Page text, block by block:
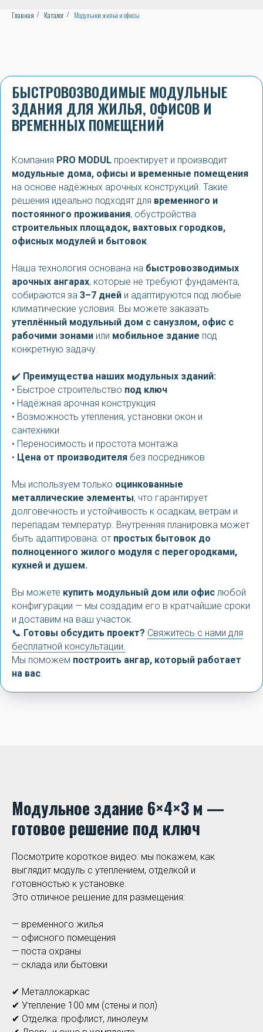
Главная / Каталог / Модульное жильё и офисы
БЫСТРОВОЗВОДИМЫЕ МОДУЛЬНЫЕ
ЗДАНИЯ ДЛЯ ЖИЛЬЯ, ОФИСОВ И
ВРЕМЕННЫХ ПОМЕЩЕНИЙ
Компания PRO MODUL проектирует и производит
модульные дома, офисы и временные помещения
на основе надёжных арочных конструкций. Такие
решения идеально подходят для временного и
постоянного проживания, обустройства
строительных площадок, вахтовых городков,
офисных модулей и бытовок.
Наша технология основана на быстровозводимых
арочных ангарах, которые не требуют фундамента,
собираются за 3–7 дней и адаптируются под любые
климатические условия. Вы можете заказать
утеплённый модульный дом с санузлом, офис с
рабочими зонами или мобильное здание под
конкретную задачу.
✔️ Преимущества наших модульных зданий:
• Быстрое строительство под ключ
• Надёжная арочная конструкция
• Возможность утепления, установки окон и
сантехники
• Переносимость и простота монтажа
• Цена от производителя без посредников
Мы используем только оцинкованные
металлические элементы, что гарантирует
долговечность и устойчивость к осадкам, ветрам и
перепадам температур. Внутренняя планировка может
быть адаптирована: от простых бытовок до
полноценного жилого модуля с перегородками,
кухней и душем.
Вы можете купить модульный дом или офис любой
конфигурации — мы создадим его в кратчайшие сроки
и доставим на ваш участок.
📞 Готовы обсудить проект? Свяжитесь с нами для
бесплатной консультации.
Мы поможем построить ангар, который работает
на вас.
Модульное здание 6×4×3 м —
готовое решение под ключ
Посмотрите короткое видео: мы покажем, как
выглядит модуль с утеплением, отделкой и
готовностью к установке.
Это отличное решение для размещения:
— временного жилья
— офисного помещения
— поста охраны
— склада или бытовки
✔ Металлокаркас
✔ Утепление 100 мм (стены и пол)
✔ Отделка: профлист, линолеум